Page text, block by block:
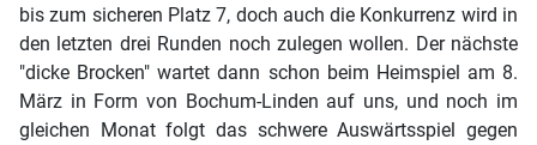
bis zum sicheren Platz 7, doch auch die Konkurrenz wird in
den letzten drei Runden noch zulegen wollen. Der nächste
"dicke Brocken" wartet dann schon beim Heimspiel am 8.
März in Form von Bochum-Linden auf uns, und noch im
gleichen Monat folgt das schwere Auswärtsspiel gegen